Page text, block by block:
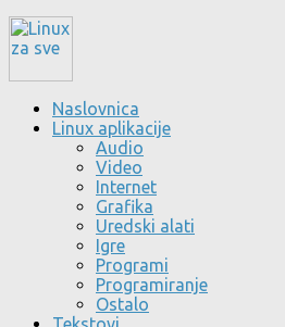
Naslovnica
Linux aplikacije
Audio
Video
Internet
Grafika
Uredski alati
Igre
Programi
Programiranje
Ostalo